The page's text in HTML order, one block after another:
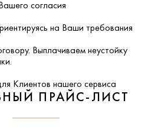
согласия
на Ваши требования
Выплачиваем неустойку
Клиентов нашего сервиса
ПРАЙС-ЛИСТ